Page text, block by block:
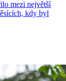
mezi největší
kdy byl